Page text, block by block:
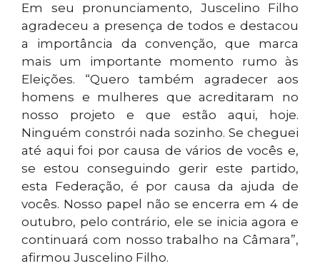
Em seu pronunciamento, Juscelino Filho
agradeceu a presença de todos e destacou
a importância da convenção, que marca
mais um importante momento rumo às
Eleições. “Quero também agradecer aos
homens e mulheres que acreditaram no
nosso projeto e que estão aqui, hoje.
Ninguém constrói nada sozinho. Se cheguei
até aqui foi por causa de vários de vocês e,
se estou conseguindo gerir este partido,
esta Federação, é por causa da ajuda de
vocês. Nosso papel não se encerra em 4 de
outubro, pelo contrário, ele se inicia agora e
continuará com nosso trabalho na Câmara”,
afirmou Juscelino Filho.